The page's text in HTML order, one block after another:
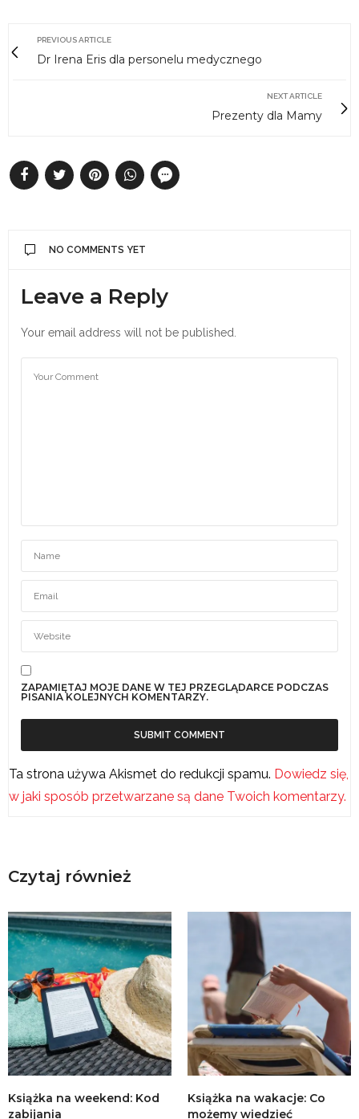
PREVIOUS ARTICLE
Dr Irena Eris dla personelu medycznego
NEXT ARTICLE
Prezenty dla Mamy
NO COMMENTS YET
Leave a Reply
Your email address will not be published.
ZAPAMIĘTAJ MOJE DANE W TEJ PRZEGLĄDARCE PODCZAS
PISANIA KOLEJNYCH KOMENTARZY.
Ta strona używa Akismet do redukcji spamu. Dowiedz się,
w jaki sposób przetwarzane są dane Twoich komentarzy.
Czytaj również
Książka na weekend: Kod
zabijania
Książka na wakacje: Co
możemy wiedzieć